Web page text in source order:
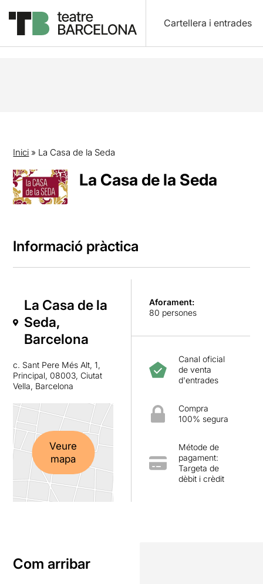
Cartellera i entrades
Inici » La Casa de la Seda
La Casa de la Seda
Informació pràctica
La Casa de la
Seda,
Barcelona
c. Sant Pere Més Alt, 1,
Principal, 08003, Ciutat
Vella, Barcelona
Veure
mapa
Aforament:
80 persones
Canal oficial
de venta
d'entrades
Compra
100% segura
Métode de
pagament:
Targeta de
dèbit i crèdit
Com arribar